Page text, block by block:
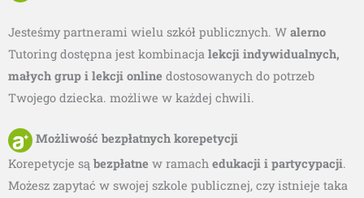
Jesteśmy partnerami wielu szkół publicznych. W alerno
Tutoring dostępna jest kombinacja lekcji indywidualnych,
małych grup i lekcji online dostosowanych do potrzeb
Twojego dziecka. możliwe w każdej chwili.
Możliwość bezpłatnych korepetycji
Korepetycje są bezpłatne w ramach edukacji i partycypacji.
Możesz zapytać w swojej szkole publicznej, czy istnieje taka